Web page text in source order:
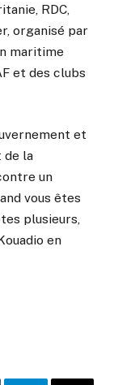
RDC,
organisé par
maritime
et des clubs
et
de la
un
vous êtes
plusieurs,
en